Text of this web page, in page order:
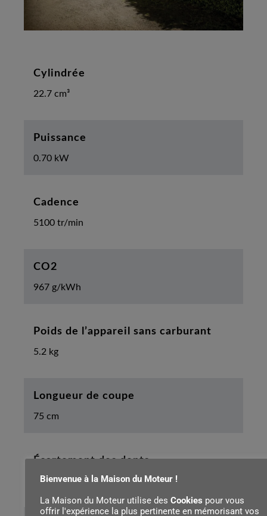
Cylindrée
22.7 cm³
Puissance
0.70 kW
Cadence
5100 tr/min
CO2
967 g/kWh
Poids de l’appareil sans carburant
5.2 kg
Longueur de coupe
75 cm
Écartement des dents
30.0 mm
Bienvenue à la Maison du Moteur !
La Maison du Moteur utilise des Cookies pour vous
offrir l'expérience la plus pertinente en mémorisant vos